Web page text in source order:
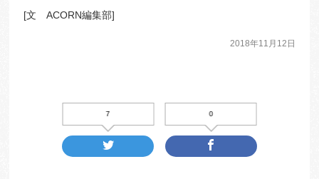
[文 ACORN編集部]
2018年11月12日
7 0